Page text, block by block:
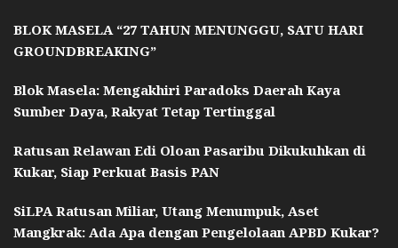
BLOK MASELA “27 TAHUN MENUNGGU, SATU HARI
GROUNDBREAKING”
Blok Masela: Mengakhiri Paradoks Daerah Kaya
Sumber Daya, Rakyat Tetap Tertinggal
Ratusan Relawan Edi Oloan Pasaribu Dikukuhkan di
Kukar, Siap Perkuat Basis PAN
SiLPA Ratusan Miliar, Utang Menumpuk, Aset
Mangkrak: Ada Apa dengan Pengelolaan APBD Kukar?